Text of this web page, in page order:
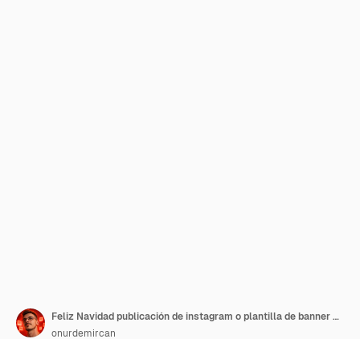
Feliz Navidad publicación de instagram o plantilla de banner web cuadrado
onurdemircan